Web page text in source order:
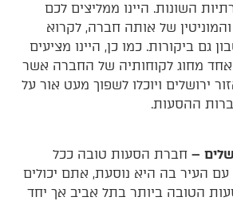
השונות. היינו ממליצים לכם
והמוניטין של אותה חברה, לקרוא
גם ביקורות. כמו כן, היינו מציעים
מחוג לקוחותיה של החברה אשר
ירושלים ויוכלו לשפוך מעט אור על
ההסעות.
– חברת הסעות טובה ככל
העיר בה היא נוסעת, אתם יכולים
הטובה ביותר בתל אביב אך יחד